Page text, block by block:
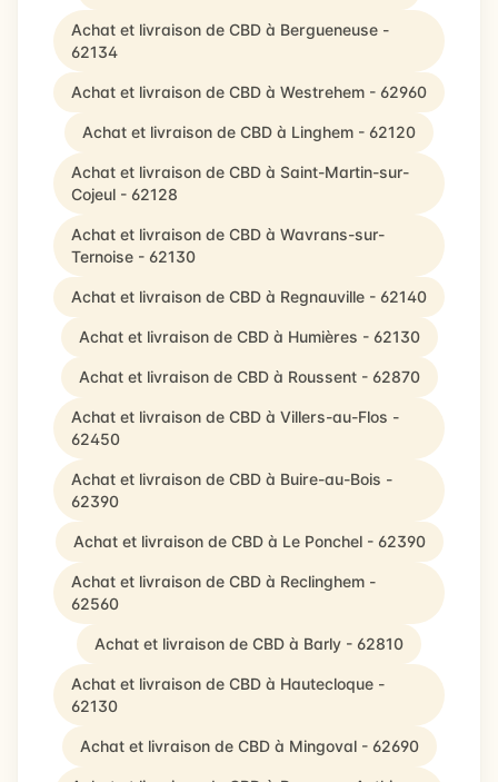
Achat et livraison de CBD à Bergueneuse -
62134
Achat et livraison de CBD à Westrehem - 62960
Achat et livraison de CBD à Linghem - 62120
Achat et livraison de CBD à Saint-Martin-sur-
Cojeul - 62128
Achat et livraison de CBD à Wavrans-sur-
Ternoise - 62130
Achat et livraison de CBD à Regnauville - 62140
Achat et livraison de CBD à Humières - 62130
Achat et livraison de CBD à Roussent - 62870
Achat et livraison de CBD à Villers-au-Flos -
62450
Achat et livraison de CBD à Buire-au-Bois -
62390
Achat et livraison de CBD à Le Ponchel - 62390
Achat et livraison de CBD à Reclinghem -
62560
Achat et livraison de CBD à Barly - 62810
Achat et livraison de CBD à Hautecloque -
62130
Achat et livraison de CBD à Mingoval - 62690